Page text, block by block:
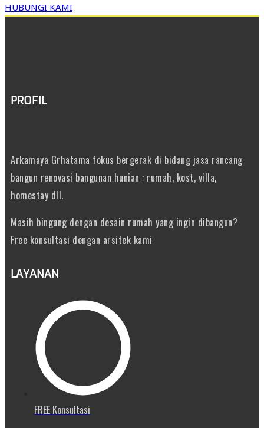
HUBUNGI KAMI
PROFIL
Arkamaya Grhatama fokus bergerak di bidang jasa rancang
bangun renovasi bangunan hunian : rumah, kost, villa,
homestay dll.
Masih bingung dengan desain rumah yang ingin dibangun?
Free konsultasi dengan arsitek kami
LAYANAN
FREE Konsultasi